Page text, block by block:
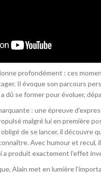
profondément : ces
Il évoque son parcours
dû se former pour évoluer,
: une épreuve
malgré lui en première
de se lancer, il découvre
Avec humour et recul,
produit exactement l’effet
Alain met en lumière